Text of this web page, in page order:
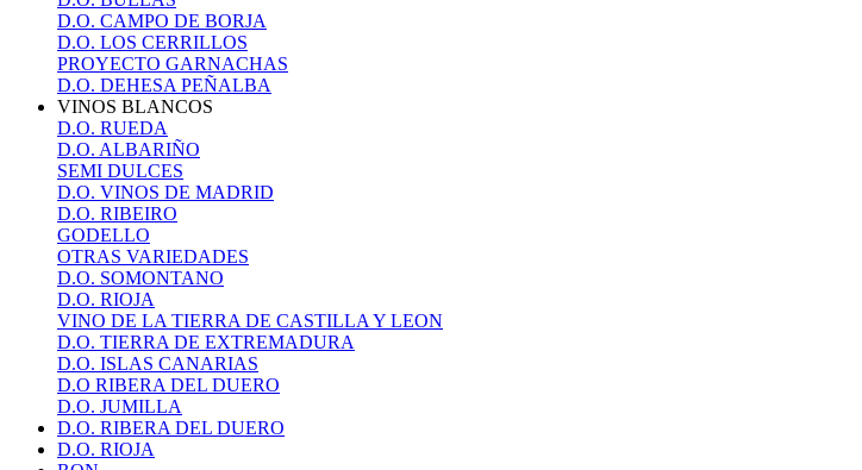
D.O. CAMPO DE BORJA
D.O. LOS CERRILLOS
PROYECTO GARNACHAS
D.O. DEHESA PEÑALBA
VINOS BLANCOS
D.O. RUEDA
D.O. ALBARIÑO
SEMI DULCES
D.O. VINOS DE MADRID
D.O. RIBEIRO
GODELLO
OTRAS VARIEDADES
D.O. SOMONTANO
D.O. RIOJA
VINO DE LA TIERRA DE CASTILLA Y LEON
D.O. TIERRA DE EXTREMADURA
D.O. ISLAS CANARIAS
D.O RIBERA DEL DUERO
D.O. JUMILLA
D.O. RIBERA DEL DUERO
D.O. RIOJA